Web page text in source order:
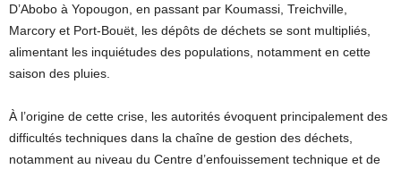
D’Abobo à Yopougon, en passant par Koumassi, Treichville,
Marcory et Port-Bouët, les dépôts de déchets se sont multipliés,
alimentant les inquiétudes des populations, notamment en cette
saison des pluies.
À l’origine de cette crise, les autorités évoquent principalement des
difficultés techniques dans la chaîne de gestion des déchets,
notamment au niveau du Centre d’enfouissement technique et de